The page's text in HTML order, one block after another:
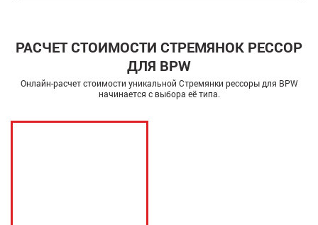
РАСЧЕТ СТОИМОСТИ СТРЕМЯНОК РЕССОР
ДЛЯ BPW
Онлайн-расчет стоимости уникальной Стремянки рессоры для BPW
начинается с выбора её типа.